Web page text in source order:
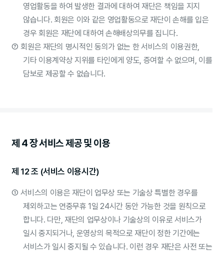
영업활동을 하여 발생한 결과에 대하여 재단은 책임을 지지
않습니다. 회원은 이와 같은 영업활동으로 재단이 손해를 입은
경우 회원은 재단에 대하여 손해배상의무를 집니다.
⑦ 회원은 재단의 명시적인 동의가 없는 한 서비스의 이용권한,
기타 이용계약상 지위를 타인에게 양도, 증여할 수 없으며, 이를
담보로 제공할 수 없습니다.
제 4 장 서비스 제공 및 이용
제 12 조 (서비스 이용시간)
① 서비스의 이용은 재단이 업무상 또는 기술상 특별한 경우를
제외하고는 연중무휴 1일 24시간 동안 가능한 것을 원칙으로
합니다. 다만, 재단의 업무상이나 기술상의 이유로 서비스가
일시 중지되거나, 운영상의 목적으로 재단이 정한 기간에는
서비스가 일시 중지될 수 있습니다. 이런 경우 재단은 사전 또는